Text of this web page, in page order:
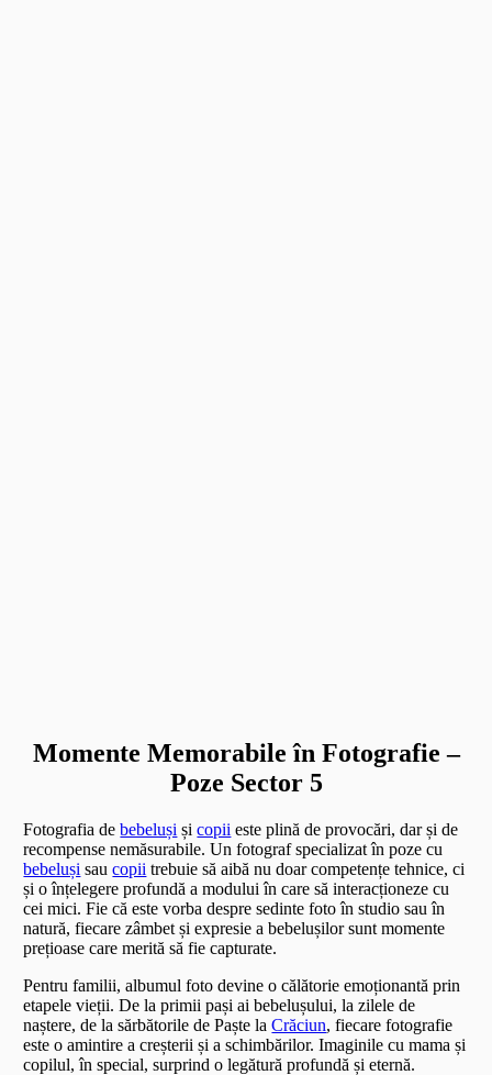
Momente Memorabile în Fotografie –
Poze Sector 5
Fotografia debebeluși șicopii este plină de provocări, dar și de
recompense nemăsurabile. Un fotograf specializat în poze cu
bebeluși saucopii trebuie să aibă nu doar competențe tehnice, ci
și o înțelegere profundă a modului în care să interacționeze cu
cei mici. Fie că este vorba despre sedinte foto în studio sau în
natură, fiecare zâmbet și expresie a bebelușilor sunt momente
prețioase care merită să fie capturate.
Pentru familii, albumul foto devine o călătorie emoționantă prin
etapele vieții. De la primii pași ai bebelușului, la zilele de
naștere, de la sărbătorile de Paște laCrăciun, fiecare fotografie
este o amintire a creșterii și a schimbărilor. Imaginile cu mama și
copilul, în special, surprind o legătură profundă și eternă.